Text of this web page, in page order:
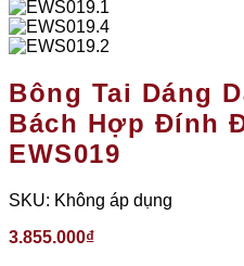
Bông Tai Dáng
Bách Hợp Đính
EWS019
SKU: Không áp dụng
3.855.000₫